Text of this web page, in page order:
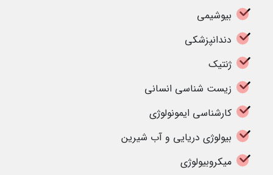
بیوشیمی
دندانپزشکی
ژنتیک
زیست شناسی انسانی
کارشناسی ایمونولوژی
بیولوژی دریایی و آب شیرین
میکروبیولوژی